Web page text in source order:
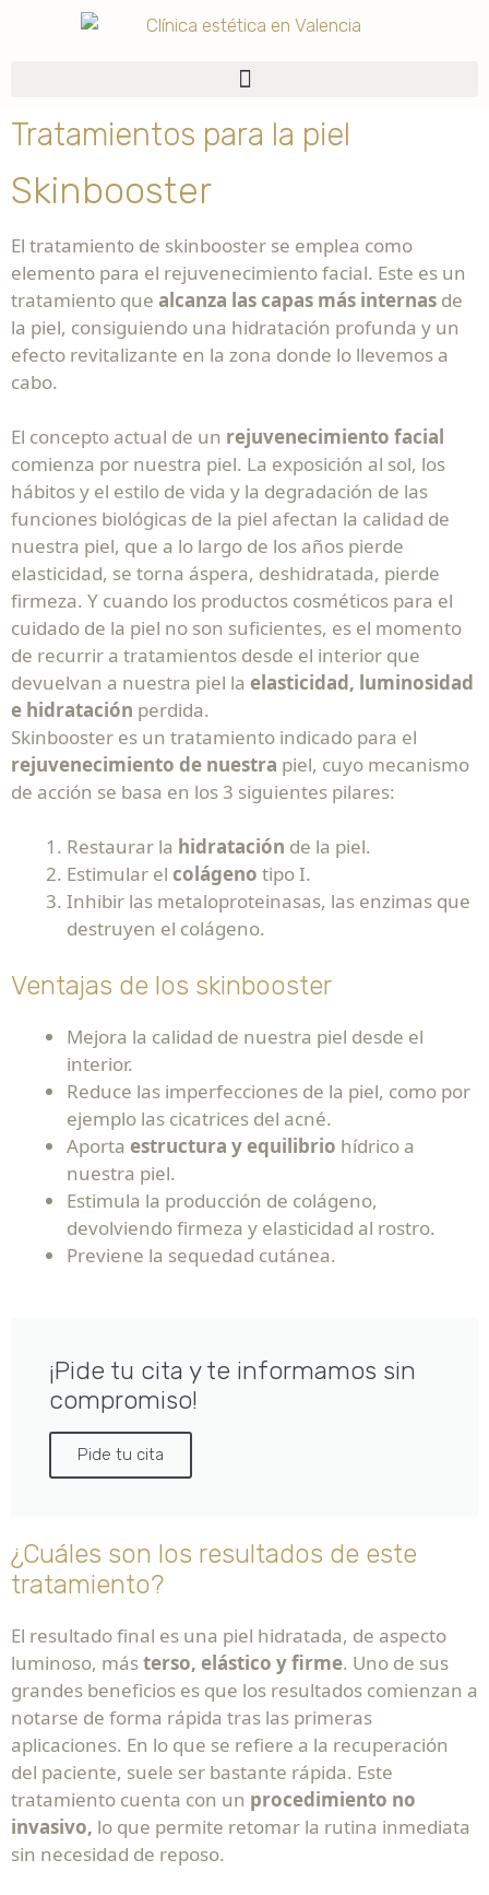
Tratamientos para la piel
Skinbooster
El tratamiento de skinbooster se emplea como
elemento para el rejuvenecimiento facial. Este es un
tratamiento que alcanza las capas más internas de
la piel, consiguiendo una hidratación profunda y un
efecto revitalizante en la zona donde lo llevemos a
cabo.
El concepto actual de un rejuvenecimiento facial
comienza por nuestra piel. La exposición al sol, los
hábitos y el estilo de vida y la degradación de las
funciones biológicas de la piel afectan la calidad de
nuestra piel, que a lo largo de los años pierde
elasticidad, se torna áspera, deshidratada, pierde
firmeza. Y cuando los productos cosméticos para el
cuidado de la piel no son suficientes, es el momento
de recurrir a tratamientos desde el interior que
devuelvan a nuestra piel la elasticidad, luminosidad
e hidratación perdida.
Skinbooster es un tratamiento indicado para el
rejuvenecimiento de nuestra piel, cuyo mecanismo
de acción se basa en los 3 siguientes pilares:
Restaurar la hidratación de la piel.
Estimular el colágeno tipo I.
Inhibir las metaloproteinasas, las enzimas que
destruyen el colágeno.
Ventajas de los skinbooster
Mejora la calidad de nuestra piel desde el
interior.
Reduce las imperfecciones de la piel, como por
ejemplo las cicatrices del acné.
Aporta estructura y equilibrio hídrico a
nuestra piel.
Estimula la producción de colágeno,
devolviendo firmeza y elasticidad al rostro.
Previene la sequedad cutánea.
¡Pide tu cita y te informamos sin
compromiso!
Pide tu cita
¿Cuáles son los resultados de este
tratamiento?
El resultado final es una piel hidratada, de aspecto
luminoso, másterso, elástico y firme. Uno de sus
grandes beneficios es que los resultados comienzan a
notarse de forma rápida tras las primeras
aplicaciones. En lo que se refiere a la recuperación
del paciente, suele ser bastante rápida. Este
tratamiento cuenta con un procedimiento no
invasivo, lo que permite retomar la rutina inmediata
sin necesidad de reposo.